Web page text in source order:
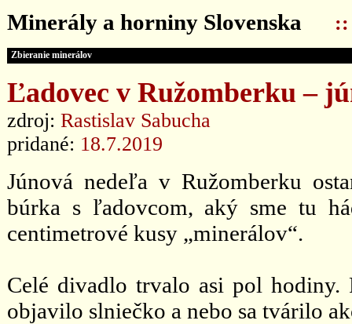
Minerály a horniny Slovenska ::
Zbieranie minerálov
Ľadovec v Ružomberku –
zdroj: Rastislav Sabucha
pridané: 18.7.2019
Júnová nedeľa v Ružomberku
búrka s ľadovcom, aký sme tu
centimetrové kusy „minerálov“.
Celé divadlo trvalo asi pol hodiny.
objavilo slniečko a nebo sa tvárilo